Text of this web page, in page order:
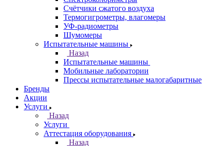
Счётчики сжатого воздуха
Термогигрометры, влагомеры
УФ-радиометры
Шумомеры
Испытательные машины
Назад
Испытательные машины
Мобильные лаборатории
Прессы испытательные малогабаритные
Бренды
Акции
Услуги
Назад
Услуги
Аттестация оборудования
Назад